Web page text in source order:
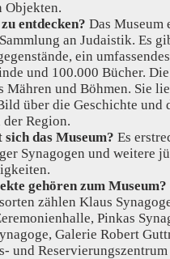
Objekten.
entdecken? Das Museum
an Judaistik. Es
ein
und 100.000 Bücher.
Mähren und Böhmen. Sie
über die Geschichte und
der Region.
das Museum? Es
Synagogen und weitere
gehören zum Museum?
zählen Klaus
Pinkas
Galerie Robert
und